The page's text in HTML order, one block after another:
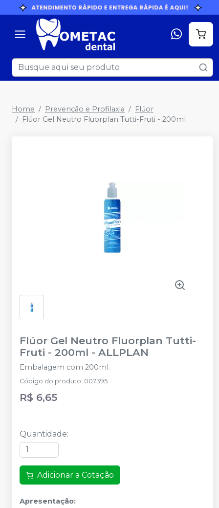
Home Prevenção e Profilaxia
Flúor
Flúor Gel Neutro Fluorplan Tutti-Fruti - 200ml
Flúor Gel Neutro Fluorplan Tutti-
Fruti - 200ml - ALLPLAN
Embalagem com 200ml.
Código do produto: 007395
R$ 6,65
Quantidade:
Adicionar a Cotação
Apresentação: